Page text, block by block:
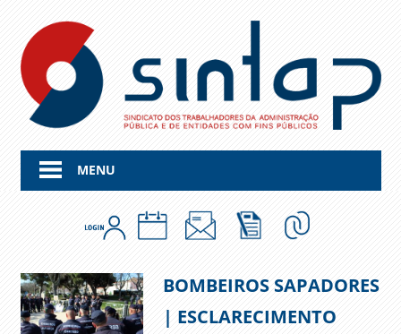
content
MENU
BOMBEIROS SAPADORES
| ESCLARECIMENTO